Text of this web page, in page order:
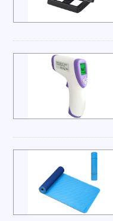
高所作業
お家
大型ガチャガチャ
ロボット掃除機
在宅ワーク
22卒募集
ゲ
サーキュレーター
クーラージャグ
感動
消毒液デ
スプリングポール
三方良し
卒業